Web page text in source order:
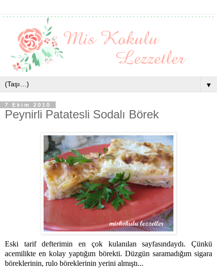
▼
7 Ekim 2010
Peynirli Patatesli Sodalı Börek
Eski tarif defterimin en çok kulanılan sayfasındaydı. Çünkü
acemilikte en kolay yaptığım börekti. Düzgün saramadığım sigara
böreklerinin, rulo böreklerinin yerini almıştı...